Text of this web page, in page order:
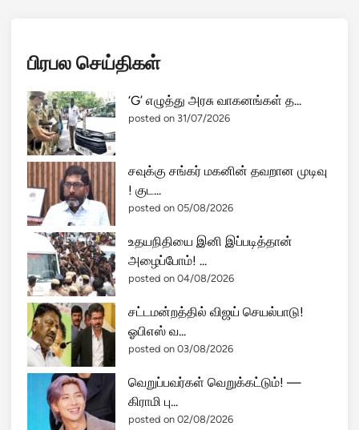
பிரபல செய்திகள்
‘G’ எழுத்து அரசு வாகனங்கள் த...
posted on 31/07/2026
சவுக்கு சங்கர் மகனின் தவறான முடிவு
! குட...
posted on 05/08/2026
உதயநிதியை இனி இப்படித்தான்
அழைப்போம்! ...
posted on 04/08/2026
சட்டமன்றத்தில் விஜய் செயல்பாடு!
ஓபிஎஸ் வ...
posted on 03/08/2026
வெறுப்பவர்கள் வெறுக்கட்டும்! —
கிராமி பு...
posted on 02/08/2026